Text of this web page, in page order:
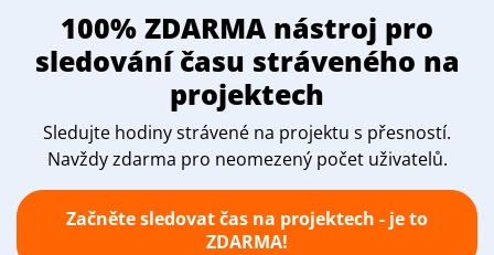
100% ZDARMA nástroj pro
sledování času stráveného na
projektech
Sledujte hodiny strávené na projektu s přesností.
Navždy zdarma pro neomezený počet uživatelů.
Začněte sledovat čas na projektech - je to
ZDARMA!